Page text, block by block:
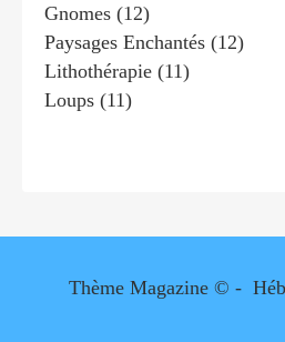
Gnomes (12)
Paysages Enchantés (12)
Lithothérapie (11)
Loups (11)
Thème Magazine © -